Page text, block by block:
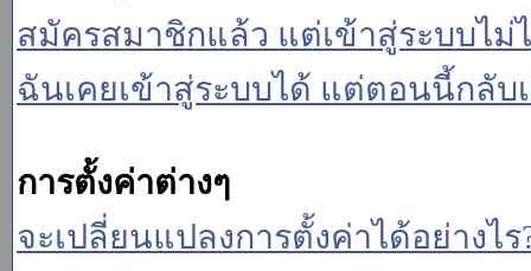
สมัครสมาชิกแล้ว แต่เข้าสู่ระบบไม่
ฉันเคยเข้าสู่ระบบได้ แต่ตอนนี้กลับ
การตั้งค่าต่างๆ
จะเปลี่ยนแปลงการตั้งค่าได้อย่างไร